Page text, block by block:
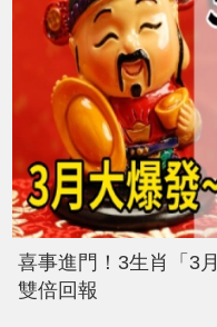
喜事進門！3生肖「3
雙倍回報